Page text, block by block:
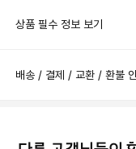
상품 필수 정보 보기
배송 / 결제 / 교환 / 환불 안